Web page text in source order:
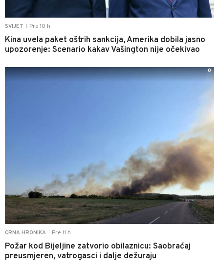
SVIJET Pre 10 h
Kina uvela paket oštrih sankcija, Amerika dobila jasno
upozorenje: Scenario kakav Vašington nije očekivao
CRNA HRONIKA Pre 11 h
Požar kod Bijeljine zatvorio obilaznicu: Saobraćaj
preusmjeren, vatrogasci i dalje dežuraju
0